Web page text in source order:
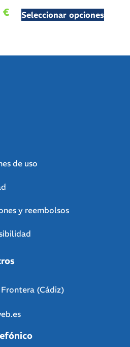
€ Seleccionar opciones
de uso
y reembolsos
Frontera (Cádiz)